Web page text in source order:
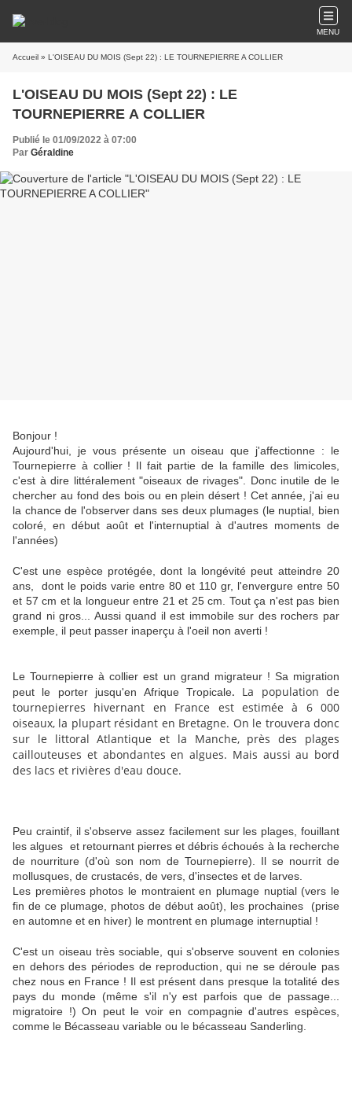
MENU
Accueil » L'OISEAU DU MOIS (Sept 22) : LE TOURNEPIERRE A COLLIER
L'OISEAU DU MOIS (Sept 22) : LE
TOURNEPIERRE A COLLIER
Publié le 01/09/2022 à 07:00
Par Géraldine
Bonjour !
Aujourd'hui, je vous présente un oiseau que j'affectionne : le
Tournepierre à collier ! Il fait partie de la famille des limicoles,
c'est à dire littéralement "oiseaux de rivages". Donc inutile de le
chercher au fond des bois ou en plein désert ! Cet année, j'ai eu
la chance de l'observer dans ses deux plumages (le nuptial, bien
coloré, en début août et l'internuptial à d'autres moments de
l'années)
C'est une espèce protégée, dont la longévité peut atteindre 20
ans, dont le poids varie entre 80 et 110 gr, l'envergure entre 50
et 57 cm et la longueur entre 21 et 25 cm. Tout ça n'est pas bien
grand ni gros... Aussi quand il est immobile sur des rochers par
exemple, il peut passer inaperçu à l'oeil non averti !
Le Tournepierre à collier est un grand migrateur ! Sa migration
peut le porter jusqu'en Afrique Tropicale. La population de
tournepierres hivernant en France est estimée à 6 000
oiseaux, la plupart résidant en Bretagne. On le trouvera donc
sur le littoral Atlantique et la Manche, près des plages
caillouteuses et abondantes en algues. Mais aussi au bord
des lacs et rivières d'eau douce.
Peu craintif, il s'observe assez facilement sur les plages, fouillant
les algues et retournant pierres et débris échoués à la recherche
de nourriture (d'où son nom de Tournepierre). Il se nourrit de
mollusques, de crustacés, de vers, d'insectes et de larves.
Les premières photos le montraient en plumage nuptial (vers le
fin de ce plumage, photos de début août), les prochaines (prise
en automne et en hiver) le montrent en plumage internuptial !
C'est un oiseau très sociable, qui s'observe souvent en colonies
en dehors des périodes de reproduction, qui ne se déroule pas
chez nous en France ! Il est présent dans presque la totalité des
pays du monde (même s'il n'y est parfois que de passage...
migratoire !) On peut le voir en compagnie d'autres espèces,
comme le Bécasseau variable ou le bécasseau Sanderling.